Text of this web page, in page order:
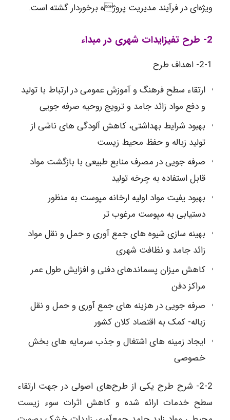
ویژه‌ای در فرآیند مدیریت پروژه برخوردار گشته است.
2- طرح تفیزایدات شهری در مبداء
2-1- اهداف طرح
ارتقاء سطح فرهنگ و آموزش عمومی در ارتباط با تولید
و دفع مواد زائد جامد و ترویج روحیه صرفه جویی
بهبود شرایط بهداشتی، کاهش آلودگی های ناشی از
تولید زباله و حفظ محیط زیست
صرفه جویی در مصرف منابع طبیعی با بازگشت مواد
قابل استفاده به چرخه تولید
بهبود یفیت مواد اولیه ارخانه مپوست به منظور
دستیابی به مپوست مرغوب تر
بهینه سازی شیوه های جمع آوری و حمل و نقل مواد
زائد جامد و نظافت شهری
کاهش میزان پسماندهای دفنی و افزایش طول عمر
مراکز دفن
صرفه جویی در هزینه های جمع آوری و حمل و نقل
زباله- کمک به اقتصاد کلان کشور
ایجاد زمینه های اشتغال و جذب سرمایه های بخش
خصوصی
2-2- شرح طرح یکی از طرح‌های اصولی در جهت ارتقاء
سطح خدمات ارائه شده و کاهش اثرات سوء زیست